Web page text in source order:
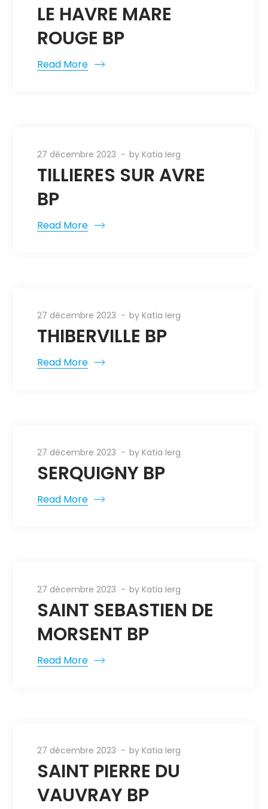
LE HAVRE MARE
ROUGE BP
Read More
27 décembre 2023 byKatia Ierg
TILLIERES SUR AVRE
BP
Read More
27 décembre 2023 byKatia Ierg
THIBERVILLE BP
Read More
27 décembre 2023 byKatia Ierg
SERQUIGNY BP
Read More
27 décembre 2023 byKatia Ierg
SAINT SEBASTIEN DE
MORSENT BP
Read More
27 décembre 2023 byKatia Ierg
SAINT PIERRE DU
VAUVRAY BP